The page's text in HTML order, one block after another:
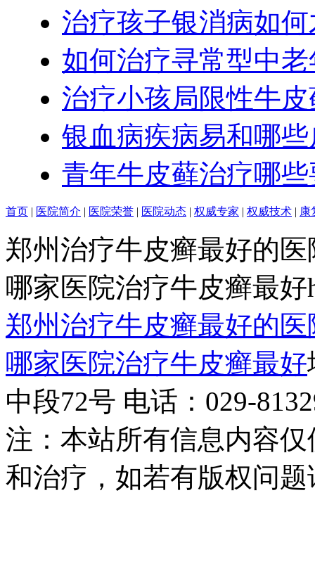
治疗孩子银消病如
如何治疗寻常型中
治疗小孩局限性牛
银血病疾病易和哪
青年牛皮藓治疗哪
首页 | 医院简介 | 医院荣誉 | 医院动态 | 权威专家 | 权威技术 | 康
郑州治疗牛皮癣最好的
哪家医院治疗牛皮癣最好
郑州治疗牛皮癣最好的
哪家医院治疗牛皮癣最好
中段72号 电话：029-
注：本站所有信息内容
和治疗，如若有版权问